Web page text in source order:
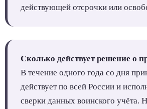
действующей отсрочки или
Сколько действует решение о
В течение одного года со дня
действует по всей России и
сверки данных воинского учёта.